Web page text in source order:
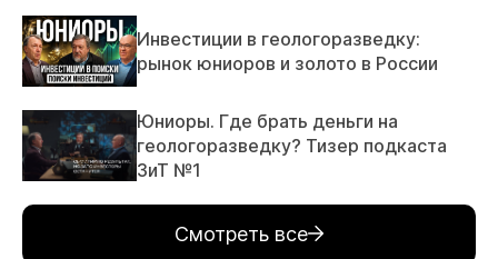
Инвестиции в геологоразведку:
рынок юниоров и золото в России
Юниоры. Где брать деньги на
геологоразведку? Тизер подкаста
ЗиТ №1
Смотреть все